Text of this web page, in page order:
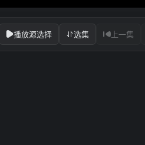
播放源选择 选集 上一集